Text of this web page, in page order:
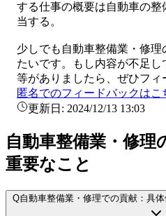
する仕事の概要は自動車の整
当する。
少しでも 自動車整備業・修理
たいです。もし内容が不足
等がありましたら、ぜひフィ
匿名でのフィードバックはこ
更新日: 2024/12/13 13:03
自動車整備業・修理
重要なこと
Q自動車整備業・修理での貢献：具